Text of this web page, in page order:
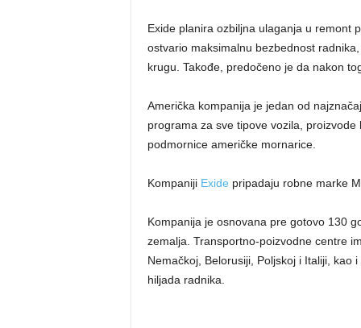
Exide planira ozbiljna ulaganja u remont
ostvario maksimalnu bezbednost
krugu. Takođe, predočeno je da nakon
Američka kompanija je jedan od
programa za sve tipove vozila,
podmornice američke mornarice.
Kompaniji Exide pripadaju robne marke
Kompanija je osnovana pre gotovo 130
zemalja. Transportno-poizvodne centre
Nemačkoj, Belorusiji, Poljskoj i Italiji, kao
hiljada radnika.